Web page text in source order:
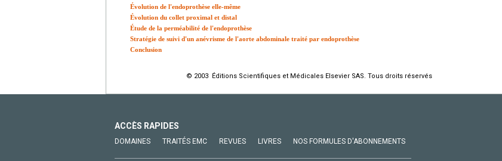
Évolution de l'endoprothèse elle-même
Évolution du collet proximal et distal
Étude de la perméabilité de l'endoprothèse
Stratégie de suivi d'un anévrisme de l'aorte abdominale traité par endoprothèse
Conclusion
© 2003 Éditions Scientifiques et Médicales Elsevier SAS. Tous droits réservés
ACCÈS RAPIDES
DOMAINES TRAITÉS EMC REVUES LIVRES NOS FORMULES D'ABONNEMENTS